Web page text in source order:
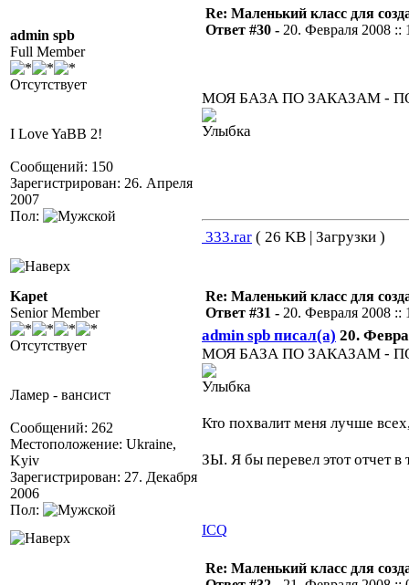
admin spb
Full Member
Отсутствует
I Love YaBB 2!
Сообщений: 150
Зарегистрирован: 26. Апреля
2007
Пол:
Re: Маленький класс для
Ответ #30 - 20. Февраля 2008 ::
МОЯ БАЗА ПО ЗАКАЗАМ -
333.rar ( 26 KB | Загрузки )
Kapet
Senior Member
Отсутствует
Ламер - вансист
Сообщений: 262
Местоположение: Ukraine,
Kyiv
Зарегистрирован: 27. Декабря
2006
Пол:
Re: Маленький класс для
Ответ #31 - 20. Февраля 2008 ::
admin spb писал(а) 20.
МОЯ БАЗА ПО ЗАКАЗАМ -
Кто похвалит меня лучше
ЗЫ. Я бы перевел этот отчет в
ICQ
Re: Маленький класс для